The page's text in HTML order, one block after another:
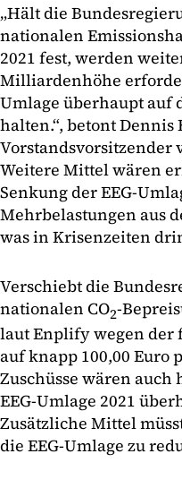
„Hält die
nationalen
2021 fest, werden
Milliardenhöhe
Umlage überhaupt auf
halten.“, betont Dennis
Vorstandsvorsitzender
Weitere Mittel wären
Senkung der EEG-
Mehrbelastungen aus
was in Krisenzeiten
Verschiebt die
nationalen CO2-
laut Enplify wegen der
auf knapp 100,00
Zuschüsse wären
EEG-Umlage 2021
Zusätzliche Mittel
die EEG-Umlage zu